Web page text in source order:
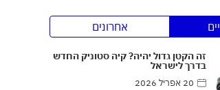
אחרונים
זה הקטן גדול יהיה? קיה סטוניק החדש
בדרך לישראל
20 אפריל 2026